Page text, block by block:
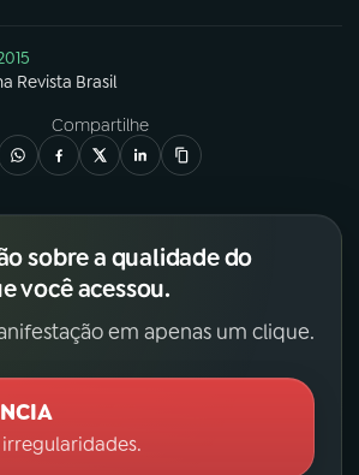
Revista Brasil
Compartilhe
sobre a qualidade do
você acessou.
em apenas um clique.